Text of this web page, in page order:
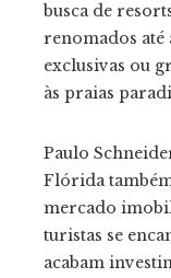
busca de
renomados até
exclusivas ou
às praias
Paulo
Flórida
mercado
turistas se
acabam